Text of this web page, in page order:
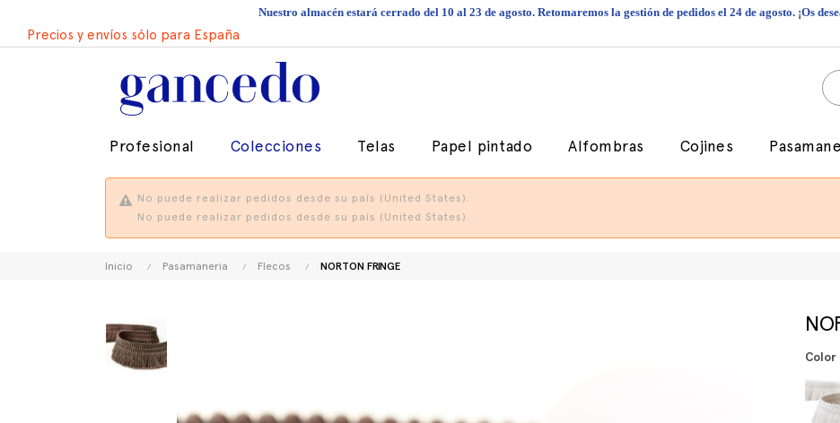
Nuestro almacén estará cerrado del 10 al 23 de agosto. Retomaremos la gestión de pedidos el 24 de agosto. ¡Os
Precios y envíos sólo para España
Profesional Colecciones Telas Papel pintado Alfombras Cojines
No puede realizar pedidos desde su país (United States).
No puede realizar pedidos desde su país (United States).
Inicio Pasamaneria Flecos NORTON FRINGE
Color